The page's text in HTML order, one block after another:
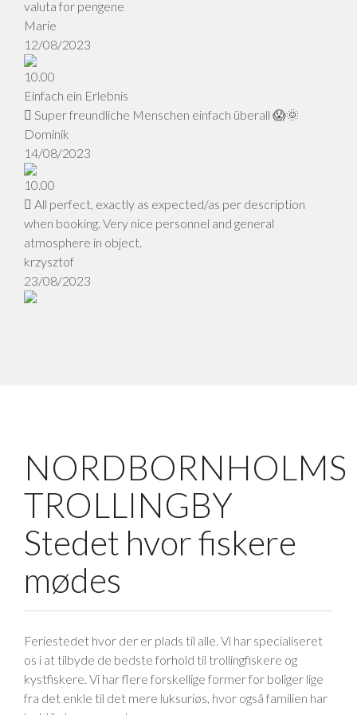
valuta for pengene
Marie
12/08/2023
10.00
Einfach ein Erlebnis
Super freundliche Menschen einfach überall 😱🌞
Dominik
14/08/2023
10.00
All perfect, exactly as expected/as per description
when booking. Very nice personnel and general
atmosphere in object.
krzysztof
23/08/2023
NORDBORNHOLMS
TROLLINGBY
Stedet hvor fiskere
mødes
Feriestedet hvor der er plads til alle. Vi har specialiseret
os i at tilbyde de bedste forhold til trollingfiskere og
kystfiskere. Vi har flere forskellige former for boliger lige
fra det enkle til det mere luksuriøs, hvor også familien har